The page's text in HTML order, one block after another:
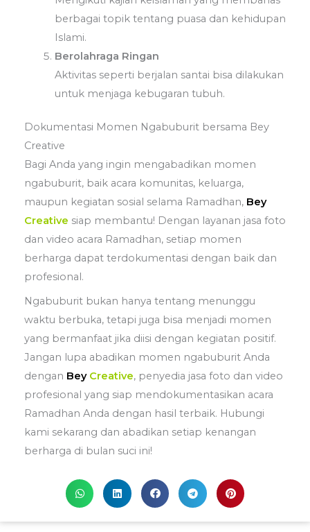
berbagai topik tentang puasa dan kehidupan
Islami.
Berolahraga Ringan
Aktivitas seperti berjalan santai bisa dilakukan
untuk menjaga kebugaran tubuh.
Dokumentasi Momen Ngabuburit bersama Bey
Creative
Bagi Anda yang ingin mengabadikan momen
ngabuburit, baik acara komunitas, keluarga,
maupun kegiatan sosial selama Ramadhan, Bey
Creative siap membantu! Dengan layanan jasa foto
dan video acara Ramadhan, setiap momen
berharga dapat terdokumentasi dengan baik dan
profesional.
Ngabuburit bukan hanya tentang menunggu
waktu berbuka, tetapi juga bisa menjadi momen
yang bermanfaat jika diisi dengan kegiatan positif.
Jangan lupa abadikan momen ngabuburit Anda
dengan Bey Creative, penyedia jasa foto dan video
profesional yang siap mendokumentasikan acara
Ramadhan Anda dengan hasil terbaik. Hubungi
kami sekarang dan abadikan setiap kenangan
berharga di bulan suci ini!